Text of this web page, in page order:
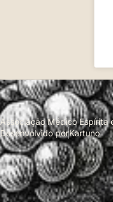
Associação Médico Espírita
Desenvolvido porKartuno